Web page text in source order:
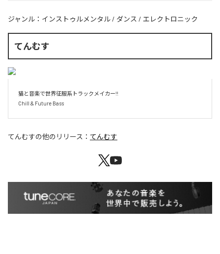
ジャンル： インストゥルメンタル / ダンス / エレクトロニック
てんむす
猫と音楽で世界征服系トラックメイカー!!
Chill & Future Bass
てんむすの他のリリース： てんむす